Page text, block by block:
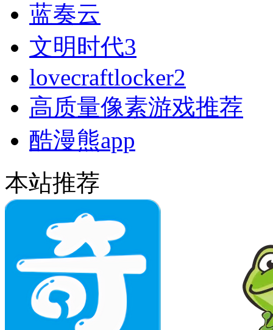
蓝奏云
文明时代3
lovecraftlocker2
高质量像素游戏推荐
酷漫熊app
本站推荐